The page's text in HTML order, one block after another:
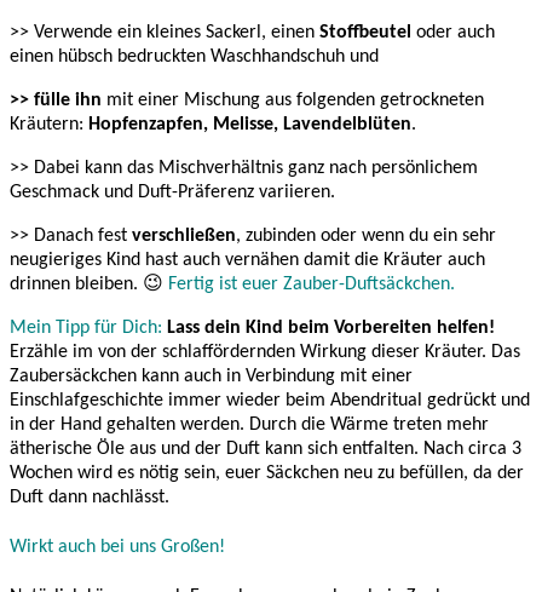
>> Verwende ein kleines Sackerl, einen Stoffbeutel oder auch
einen hübsch bedruckten Waschhandschuh und
>> fülle ihn mit einer Mischung aus folgenden getrockneten
Kräutern: Hopfenzapfen, Melisse, Lavendelblüten.
>> Dabei kann das Mischverhältnis ganz nach persönlichem
Geschmack und Duft-Präferenz variieren.
>> Danach fest verschließen, zubinden oder wenn du ein sehr
neugieriges Kind hast auch vernähen damit die Kräuter auch
drinnen bleiben. 😉 Fertig ist euer Zauber-Duftsäckchen.
Mein Tipp für Dich: Lass dein Kind beim Vorbereiten helfen!
Erzähle im von der schlaffördernden Wirkung dieser Kräuter. Das
Zaubersäckchen kann auch in Verbindung mit einer
Einschlafgeschichte immer wieder beim Abendritual gedrückt und
in der Hand gehalten werden. Durch die Wärme treten mehr
ätherische Öle aus und der Duft kann sich entfalten. Nach circa 3
Wochen wird es nötig sein, euer Säckchen neu zu befüllen, da der
Duft dann nachlässt.
Wirkt auch bei uns Großen!